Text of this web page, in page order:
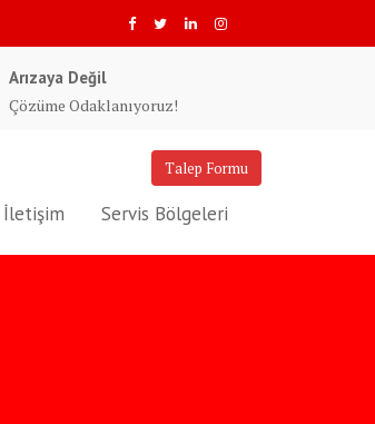
Arızaya Değil
Çözüme Odaklanıyoruz!
Talep Formu
İletişim Servis Bölgeleri